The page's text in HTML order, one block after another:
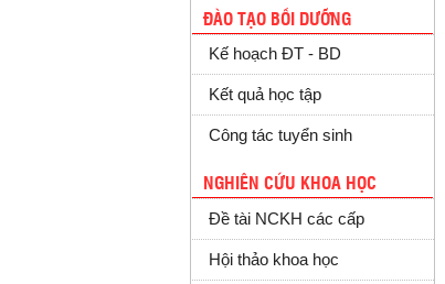
ĐÀO TẠO BỒI DƯỠNG
Kế hoạch ĐT - BD
Kết quả học tập
Công tác tuyển sinh
NGHIÊN CỨU KHOA HỌC
Đề tài NCKH các cấp
Hội thảo khoa học